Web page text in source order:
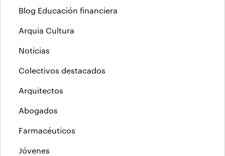
Blog Educación financiera
Arquia Cultura
Noticias
Colectivos destacados
Arquitectos
Abogados
Farmacéuticos
Jóvenes